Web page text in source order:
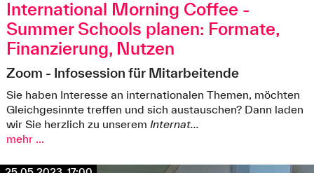
International Morning Coffee -
Summer Schools planen: Formate,
Finanzierung, Nutzen
Zoom - Infosession für Mitarbeitende
Sie haben Interesse an internationalen Themen, möchten
Gleichgesinnte treffen und sich austauschen? Dann laden
wir Sie herzlich zu unserem Internat...
mehr ...